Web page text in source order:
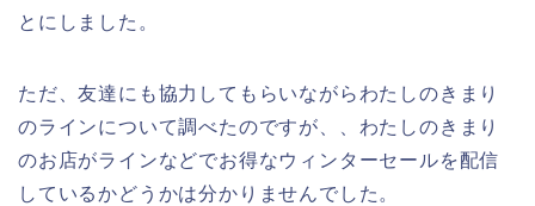
とにしました。
ただ、友達にも協力してもらいながらわたしのきまり
のラインについて調べたのですが、、わたしのきまり
のお店がラインなどでお得なウィンターセールを配信
しているかどうかは分かりませんでした。